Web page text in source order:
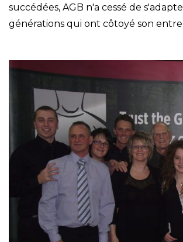
succédées, AGB n'a cessé de
générations qui ont côtoyé son